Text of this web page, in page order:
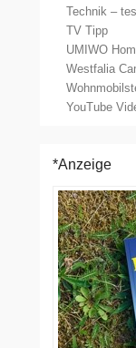
Technik –
TV Tipp
UMIWO
Westfalia
YouTube
*Anzeige